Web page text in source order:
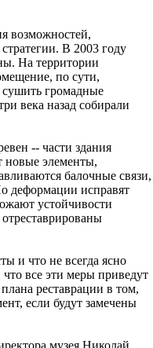
возможностей,
В 2003 году
На территории
по сути,
громадные
века назад собирали
-- части здания
новые элементы,
балочные связи,
деформации исправят
устойчивости
и что не всегда ясно
все эти меры приведут
реставрации в том,
если будут замечены